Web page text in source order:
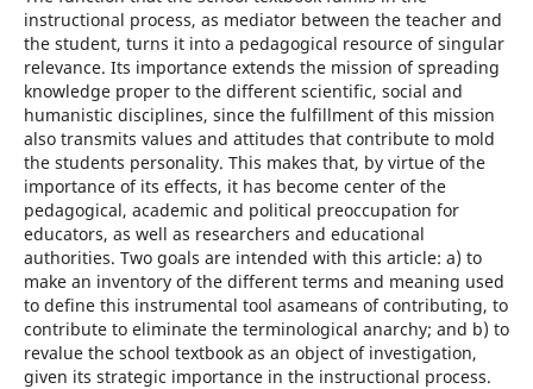
instructional process, as mediator between the teacher and
the student, turns it into a pedagogical resource of singular
relevance. Its importance extends the mission of spreading
knowledge proper to the different scientific, social and
humanistic disciplines, since the fulfillment of this mission
also transmits values and attitudes that contribute to mold
the students personality. This makes that, by virtue of the
importance of its effects, it has become center of the
pedagogical, academic and political preoccupation for
educators, as well as researchers and educational
authorities. Two goals are intended with this article: a) to
make an inventory of the different terms and meaning used
to define this instrumental tool asameans of contributing, to
contribute to eliminate the terminological anarchy; and b) to
revalue the school textbook as an object of investigation,
given its strategic importance in the instructional process.